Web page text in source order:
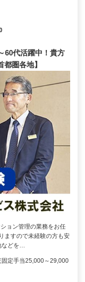
60代活躍中！貴方
圏各地】
ョン管理の業務をお任
ますので未経験の方も安
などを…
定手当25,000～29,000